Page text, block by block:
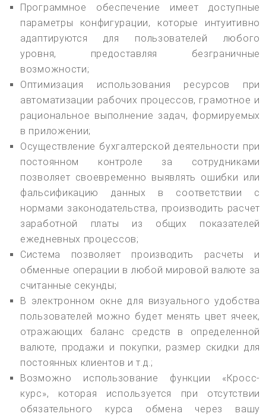
Программное обеспечение имеет доступные
параметры конфигурации, которые интуитивно
адаптируются для пользователей любого
уровня, предоставляя безграничные
возможности;
Оптимизация использования ресурсов при
автоматизации рабочих процессов, грамотное и
рациональное выполнение задач, формируемых
в приложении;
Осуществление бухгалтерской деятельности при
постоянном контроле за сотрудниками
позволяет своевременно выявлять ошибки или
фальсификацию данных в соответствии с
нормами законодательства, производить расчет
заработной платы из общих показателей
ежедневных процессов;
Система позволяет производить расчеты и
обменные операции в любой мировой валюте за
считанные секунды;
В электронном окне для визуального удобства
пользователей можно будет менять цвет ячеек,
отражающих баланс средств в определенной
валюте, продажи и покупки, размер скидки для
постоянных клиентов и т.д.;
Возможно использование функции «Кросс-
курс», которая используется при отсутствии
обязательного курса обмена через вашу